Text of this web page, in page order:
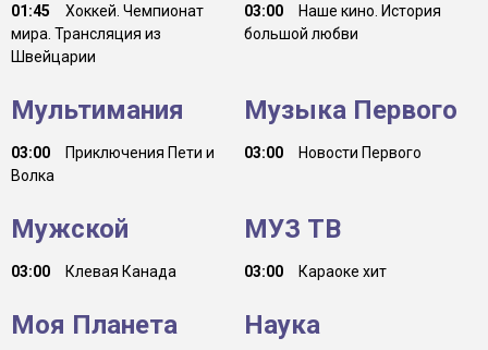
01:45
Хоккей. Чемпионат
мира. Трансляция из
Швейцарии
03:00
Наше кино. История
большой любви
Мультимания
03:00
Приключения Пети и
Волка
Музыка Первого
03:00 Новости Первого
Мужской
03:00 Клевая Канада
МУЗ ТВ
03:00 Караоке хит
Моя Планета Наука